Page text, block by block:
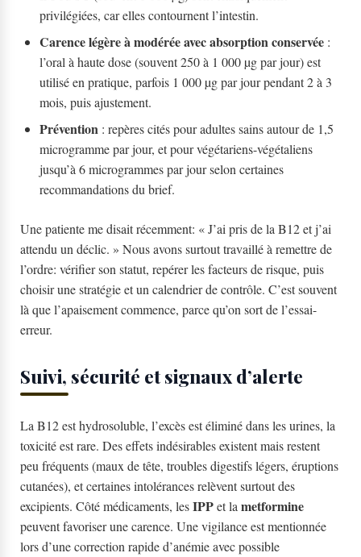
privilégiées, car elles contournent l’intestin.
Carence légère à modérée avec absorption conservée :
l’oral à haute dose (souvent 250 à 1 000 µg par jour) est
utilisé en pratique, parfois 1 000 µg par jour pendant 2 à 3
mois, puis ajustement.
Prévention : repères cités pour adultes sains autour de 1,5
microgramme par jour, et pour végétariens-végétaliens
jusqu’à 6 microgrammes par jour selon certaines
recommandations du brief.
Une patiente me disait récemment: « J’ai pris de la B12 et j’ai
attendu un déclic. » Nous avons surtout travaillé à remettre de
l’ordre: vérifier son statut, repérer les facteurs de risque, puis
choisir une stratégie et un calendrier de contrôle. C’est souvent
là que l’apaisement commence, parce qu’on sort de l’essai-
erreur.
Suivi, sécurité et signaux d’alerte
La B12 est hydrosoluble, l’excès est éliminé dans les urines, la
toxicité est rare. Des effets indésirables existent mais restent
peu fréquents (maux de tête, troubles digestifs légers, éruptions
cutanées), et certaines intolérances relèvent surtout des
excipients. Côté médicaments, lesIPPet lametformine
peuvent favoriser une carence. Une vigilance est mentionnée
lors d’une correction rapide d’anémie avec possible